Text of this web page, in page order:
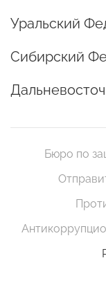
Уральский
Сибирский
Бюро по